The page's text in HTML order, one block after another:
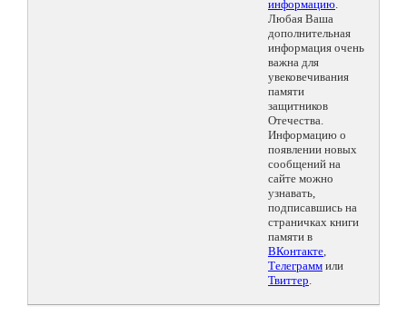
информацию.
Любая Ваша
дополнительная
информация очень
важна для
увековечивания
памяти
защитников
Отечества.
Информацию о
появлении новых
сообщений на
сайте можно
узнавать,
подписавшись на
страничках книги
памяти в
ВКонтакте,
Телеграмм или
Твиттер.